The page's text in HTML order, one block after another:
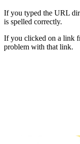
If you typed the URL
is spelled correctly.
If you clicked on a link
problem with that link.